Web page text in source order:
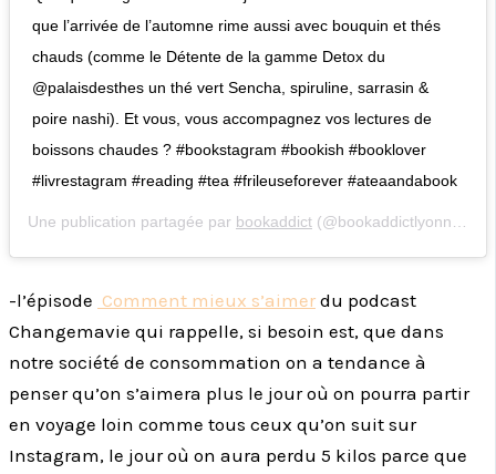
que l’arrivée de l’automne rime aussi avec bouquin et thés
chauds (comme le Détente de la gamme Detox du
@palaisdesthes un thé vert Sencha, spiruline, sarrasin &
poire nashi). Et vous, vous accompagnez vos lectures de
boissons chaudes ? #bookstagram #bookish #booklover
#livrestagram #reading #tea #frileuseforever #ateaandabook
Une publication partagée par bookaddict (@bookaddictlyonnaise) le
-l’épisode Comment mieux s’aimer du podcast
Changemavie qui rappelle, si besoin est, que dans
notre société de consommation on a tendance à
penser qu’on s’aimera plus le jour où on pourra partir
en voyage loin comme tous ceux qu’on suit sur
Instagram, le jour où on aura perdu 5 kilos parce que